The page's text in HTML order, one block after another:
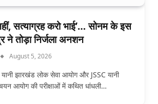
सत्याग्रह करो भाई’… सोनम के इस
ने तोड़ा निर्जला अनशन
August 5, 2026
झारखंड लोक सेवा आयोग और JSSC यानी
आयोग की परीक्षाओं में कथित धांधली…